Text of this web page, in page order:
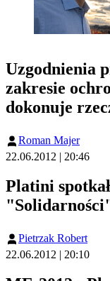
Uzgodnienia
zakresie
dokonuje
Roman Majer
22.06.2012 | 20:46
Platini
Pietrzak Robert
22.06.2012 | 20:10